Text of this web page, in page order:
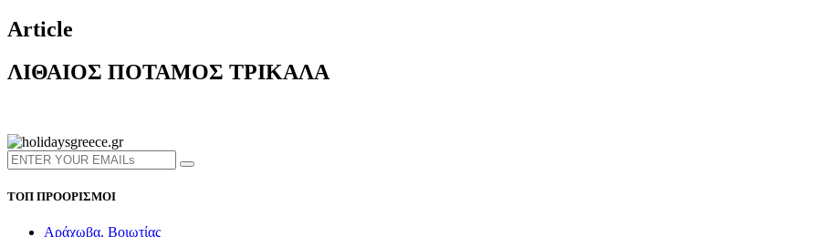
Article
ΛΙΘΑΙΟΣ ΠΟΤΑΜΟΣ ΤΡΙΚΑΛΑ
ΤΟΠ ΠΡΟΟΡΙΣΜΟΙ
Αράχωβα, Βοιωτίας